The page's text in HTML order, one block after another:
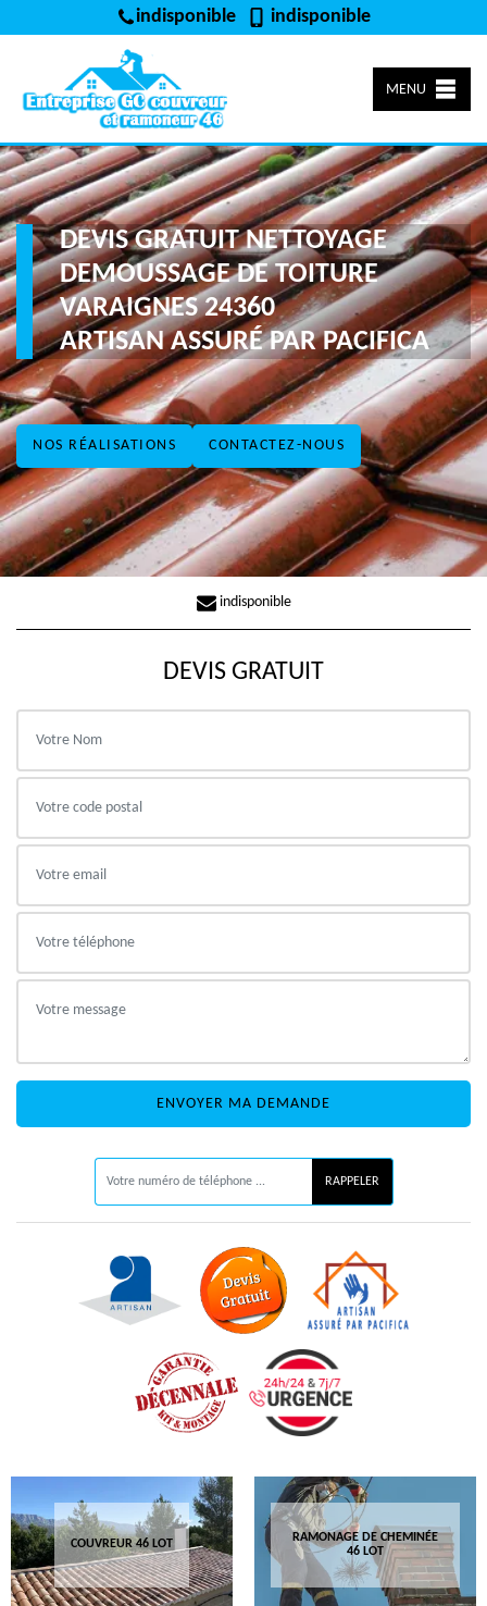
indisponible indisponible
MENU
NOS RÉALISATIONS CONTACTEZ-NOUS
DEVIS GRATUIT NETTOYAGE
DEMOUSSAGE DE TOITURE
VARAIGNES 24360
ARTISAN ASSURÉ PAR PACIFICA
indisponible
DEVIS GRATUIT
COUVREUR 46 LOT
RAMONAGE DE CHEMINÉE
46 LOT